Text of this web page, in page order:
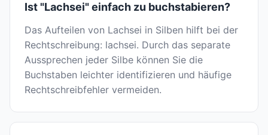
Ist "Lachsei" einfach zu buchstabieren?
Das Aufteilen von Lachsei in Silben hilft bei der
Rechtschreibung: lachsei. Durch das separate
Aussprechen jeder Silbe können Sie die
Buchstaben leichter identifizieren und häufige
Rechtschreibfehler vermeiden.